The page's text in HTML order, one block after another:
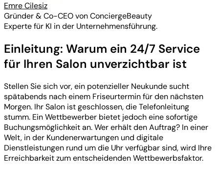
Emre Cilesiz
Gründer & Co-CEO von ConciergeBeauty
Experte für KI in der Unternehmensführung.
Einleitung: Warum ein 24/7 Service
für Ihren Salon unverzichtbar ist
Stellen Sie sich vor, ein potenzieller Neukunde sucht
spätabends nach einem Friseurtermin für den nächsten
Morgen. Ihr Salon ist geschlossen, die Telefonleitung
stumm. Ein Wettbewerber bietet jedoch eine sofortige
Buchungsmöglichkeit an. Wer erhält den Auftrag? In einer
Welt, in der Kundenerwartungen und digitale
Dienstleistungen rund um die Uhr verfügbar sind, wird Ihre
Erreichbarkeit zum entscheidenden Wettbewerbsfaktor.